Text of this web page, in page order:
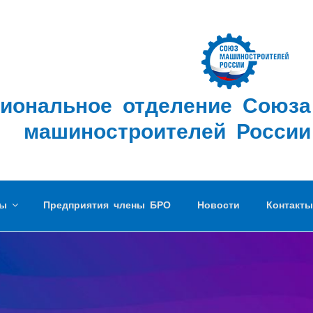
отделение Союза
машиностроителей России
Предприятия члены БРО Новости Контакты